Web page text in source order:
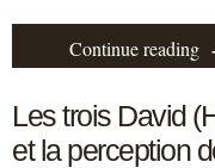
Continue reading
Les trois David
et la perception